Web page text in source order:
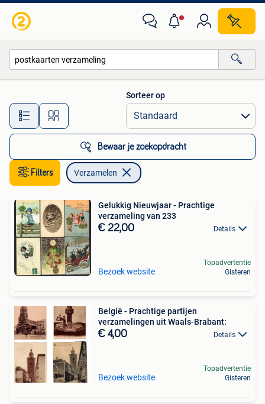
Alle afstanden…
Sorteer op
Bewaar je zoekopdracht
Filters Verzamelen
Gelukkig Nieuwjaar - Prachtige
verzameling van 233
€ 22,00 Details
Bezoek website
Topadvertentie
Gisteren
België - Prachtige partijen
verzamelingen uit Waals-Brabant:
€ 4,00 Details
Bezoek website
Topadvertentie
Gisteren